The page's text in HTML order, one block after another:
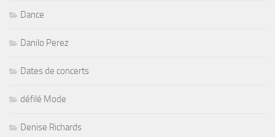
Dance
Danilo Perez
Dates de concerts
défilé Mode
Denise Richards